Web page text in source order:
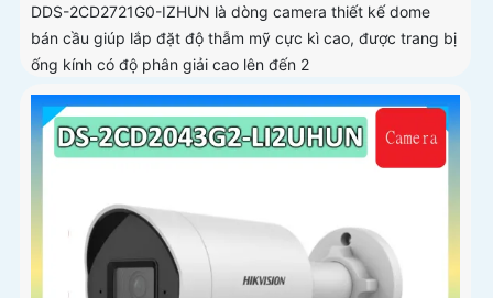
DDS-2CD2721G0-IZHUN là dòng camera thiết kế dome
bán cầu giúp lắp đặt độ thẫm mỹ cực kì cao, được trang bị
ống kính có độ phân giải cao lên đến 2